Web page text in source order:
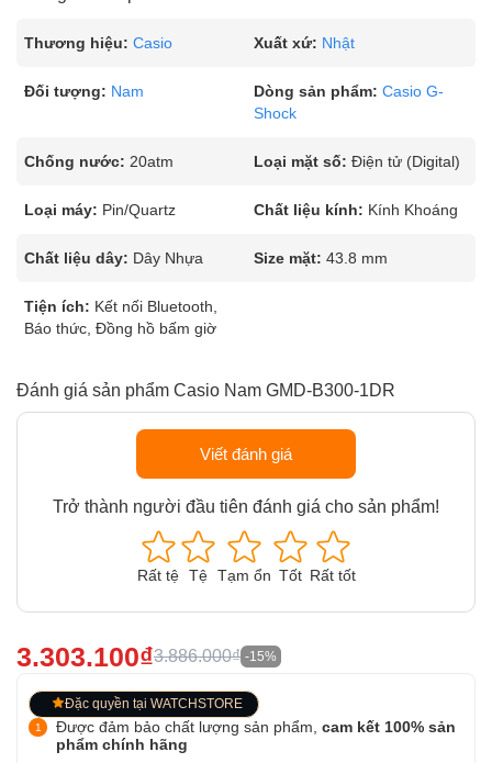
Thương hiệu: Casio Xuất xứ: Nhật
Đối tượng: Nam Dòng sản phẩm: Casio G-
Shock
Chống nước: 20atm Loại mặt số: Điện tử (Digital)
Loại máy: Pin/Quartz Chất liệu kính: Kính Khoáng
Chất liệu dây: Dây Nhựa Size mặt: 43.8 mm
Tiện ích: Kết nối Bluetooth,
Báo thức, Đồng hồ bấm giờ
Đánh giá sản phẩm Casio Nam GMD-B300-1DR
Viết đánh giá
Trở thành người đầu tiên đánh giá cho sản phẩm!
Rất tệ Tệ Tạm ổn Tốt Rất tốt
3.303.100₫3.886.000₫ -15%
Đặc quyền tại WATCHSTORE
Được đảm bảo chất lượng sản phẩm, cam kết 100% sản
phẩm chính hãng